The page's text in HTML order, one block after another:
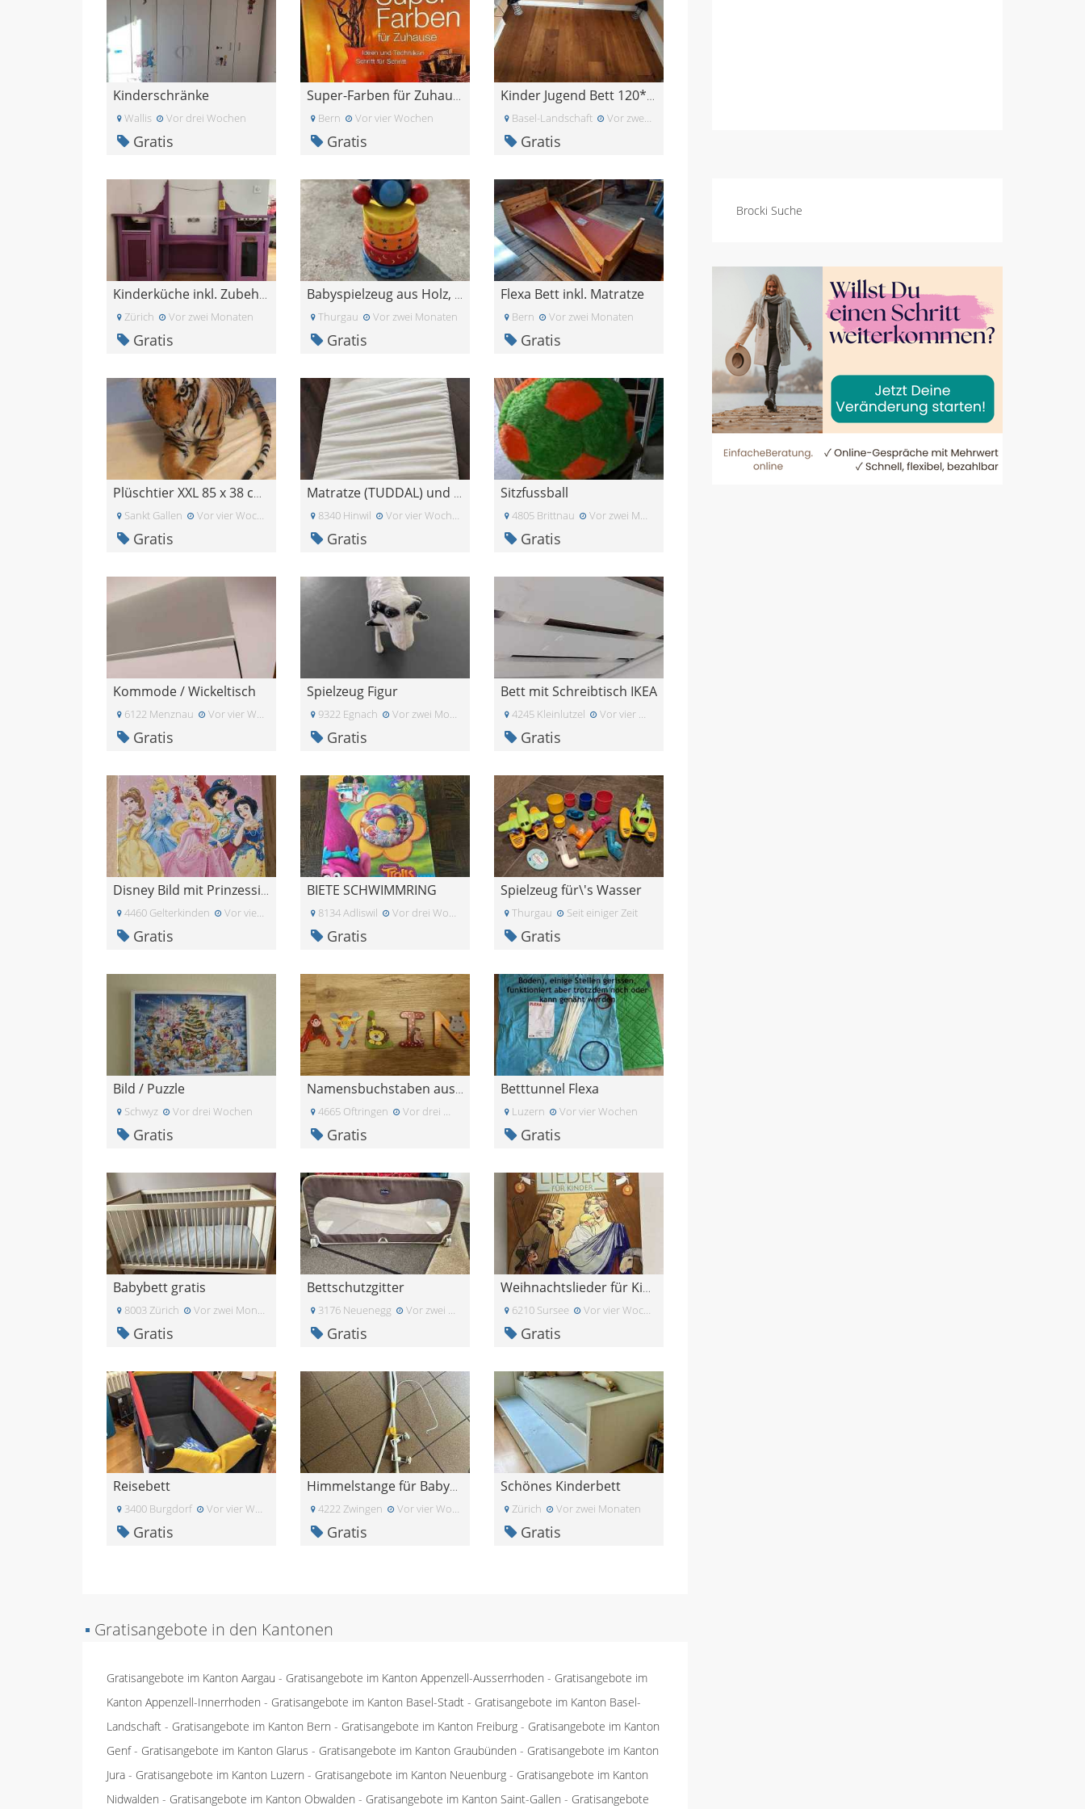
Brocki Suche
Kinderschränke
Wallis Vor drei Wochen
Gratis
Super-Farben für Zuhause - Ideen und Techniken
Bern Vor vier Wochen
Gratis
Kinder Jugend Bett 120*200 mit Lattenrost
Basel-Landschaft Vor zwei Monaten
Gratis
Kinderküche inkl. Zubehör
Zürich Vor zwei Monaten
Gratis
Babyspielzeug aus Holz, Babyturm
Thurgau Vor zwei Monaten
Gratis
Flexa Bett inkl. Matratze
Bern Vor zwei Monaten
Gratis
Plüschtier XXL 85 x 38 cm, frisch gewaschen, wenig
Sankt Gallen Vor vier Wochen
Gratis
Matratze (TUDDAL) und Kissen (VILDKORN) - gratis a
8340 Hinwil Vor vier Wochen
Gratis
Sitzfussball
4805 Brittnau Vor zwei Monaten
Gratis
Kommode / Wickeltisch
6122 Menznau Vor vier Wochen
Gratis
Spielzeug Figur
9322 Egnach Vor zwei Monaten
Gratis
Bett mit Schreibtisch IKEA
4245 Kleinlutzel Vor vier Wochen
Gratis
Disney Bild mit Prinzessinen
4460 Gelterkinden Vor vier Wochen
Gratis
BIETE SCHWIMMRING
8134 Adliswil Vor drei Wochen
Gratis
Spielzeug für\'s Wasser
Thurgau Seit einiger Zeit
Gratis
Bild / Puzzle
Schwyz Vor drei Wochen
Gratis
Namensbuchstaben aus Holz aylin für Türe oder schr
4665 Oftringen Vor drei Wochen
Gratis
Betttunnel Flexa
Luzern Vor vier Wochen
Gratis
Babybett gratis
8003 Zürich Vor zwei Monaten
Gratis
Bettschutzgitter
3176 Neuenegg Vor zwei Monaten
Gratis
Weihnachtslieder für Kinder
6210 Sursee Vor vier Wochen
Gratis
Reisebett
3400 Burgdorf Vor vier Wochen
Gratis
Himmelstange für Babybett
4222 Zwingen Vor vier Wochen
Gratis
Schönes Kinderbett
Zürich Vor zwei Monaten
Gratis
▪ Gratisangebote in den Kantonen
Gratisangebote im Kanton Aargau - Gratisangebote im Kanton Appenzell-Ausserrhoden - Gratisangebote im
Kanton Appenzell-Innerrhoden - Gratisangebote im Kanton Basel-Stadt - Gratisangebote im Kanton Basel-
Landschaft - Gratisangebote im Kanton Bern - Gratisangebote im Kanton Freiburg - Gratisangebote im Kanton
Genf- Gratisangebote im Kanton Glarus - Gratisangebote im Kanton Graubünden - Gratisangebote im Kanton
Jura - Gratisangebote im Kanton Luzern - Gratisangebote im Kanton Neuenburg - Gratisangebote im Kanton
Nidwalden - Gratisangebote im Kanton Obwalden - Gratisangebote im Kanton Saint-Gallen - Gratisangebote